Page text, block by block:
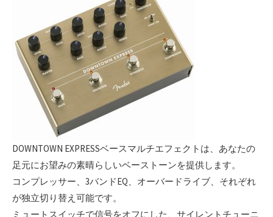
DOWNTOWN EXPRESSベースマルチエフェクトは、あなたの
足元にお望みの素晴らしいベーストーンを提供します。
コンプレッサー、3バンドEQ、オーバードライブ、それぞれ
が独立切り替え可能です。
ミュートスイッチで信号をオフにした、サイレントチューニ